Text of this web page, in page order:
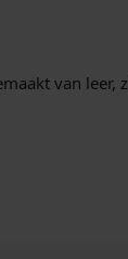
van